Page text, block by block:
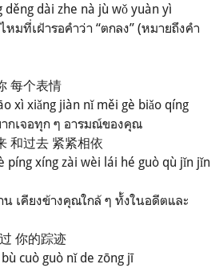
děng dài zhe nà jù wǒ yuàn yì
มที่เฝ้ารอคำว่า “ตกลง” (หมายถึงคำ
每个表情
xì xiǎng jiàn nǐ měi gè biǎo qíng
กเจอทุก ๆ อารมณ์ของคุณ
和过去 紧紧相依
píng xíng zài wèi lái hé guò qù jǐn jǐn
เคียงข้างคุณใกล้ ๆ ทั้งในอดีตและ
你的踪迹
cuò guò nǐ de zōng jī